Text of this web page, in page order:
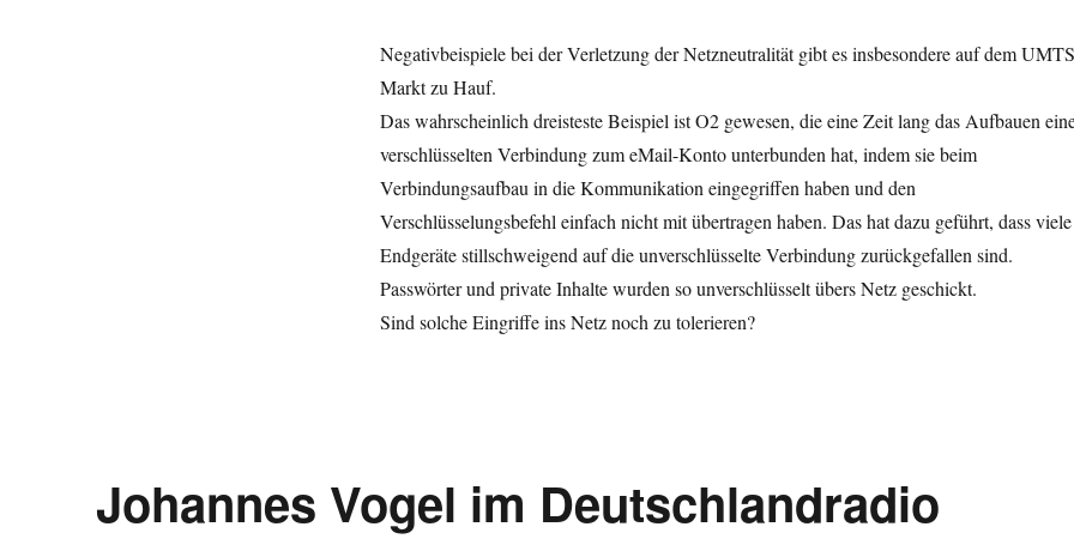
Negativbeispiele bei der Verletzung der Netzneutralität gibt es insbesondere auf dem
Markt zu Hauf.
Das wahrscheinlich dreisteste Beispiel ist O2 gewesen, die eine Zeit lang das Aufbauen
verschlüsselten Verbindung zum eMail-Konto unterbunden hat, indem sie beim
Verbindungsaufbau in die Kommunikation eingegriffen haben und den
Verschlüsselungsbefehl einfach nicht mit übertragen haben. Das hat dazu geführt, dass viele
Endgeräte stillschweigend auf die unverschlüsselte Verbindung zurückgefallen sind.
Passwörter und private Inhalte wurden so unverschlüsselt übers Netz geschickt.
Sind solche Eingriffe ins Netz noch zu tolerieren?
Johannes Vogel im Deutschlandradio